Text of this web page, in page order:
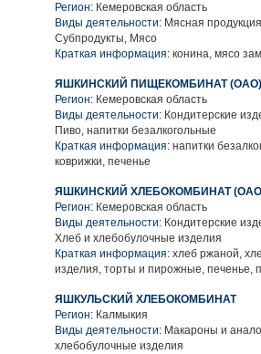
Регион: Кемеровская область
Виды деятельности: Мясная
Субпродукты, Мясо
Краткая информация: конина, мясо
ЯШКИНСКИЙ ПИЩЕКОМБИНАТ (ОАО)
Регион: Кемеровская область
Виды деятельности: Кондитерские
Пиво, напитки безалкогольные
Краткая информация: напитки
коврижки, печенье
ЯШКИНСКИЙ ХЛЕБОКОМБИНАТ
Регион: Кемеровская область
Виды деятельности: Кондитерские
Хлеб и хлебобулочные изделия
Краткая информация: хлеб ржаной,
изделия, торты и пирожные, печенье,
ЯШКУЛЬСКИЙ ХЛЕБОКОМБИНАТ
Регион: Калмыкия
Виды деятельности: Макароны и
хлебобулочные изделия